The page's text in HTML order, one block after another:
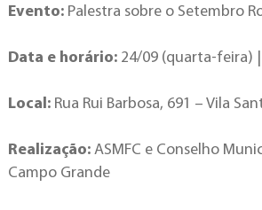
Evento: Palestra sobre o Setembro
Data e horário: 24/09 (quarta-feira)
Local: Rua Rui Barbosa, 691 – Vila
Realização: ASMFC e Conselho
Campo Grande